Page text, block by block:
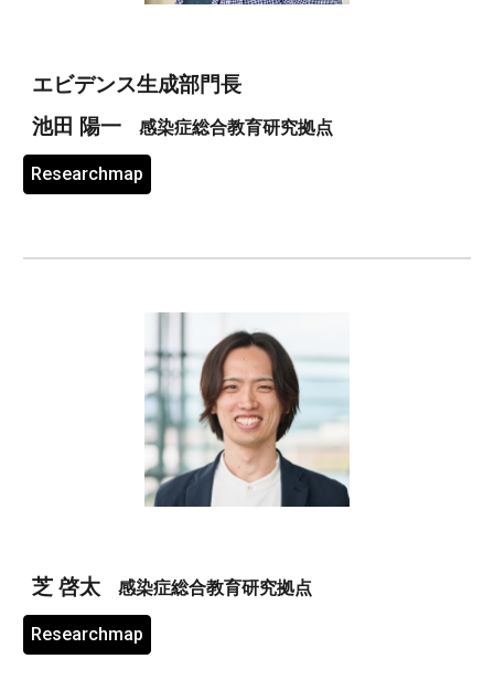
エビデンス生成部門長
池田 陽一
感染症総合教育研究拠点
Researchmap
芝 啓太 感染症総合教育研究拠点
Researchmap